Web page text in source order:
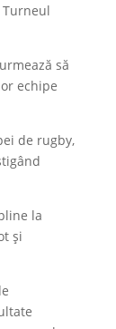
să
echipe
de rugby,
la
și